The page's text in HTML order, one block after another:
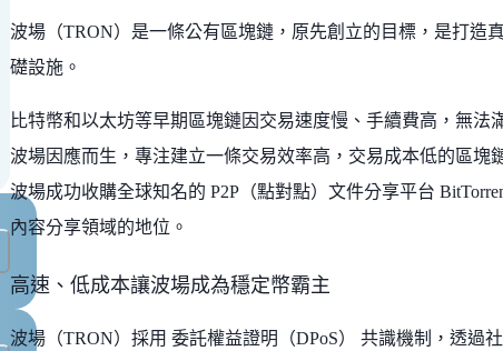
波場（TRON）是一條公有區塊鏈，原先創立的目標，是打造
礎設施。
比特幣和以太坊等早期區塊鏈因交易速度慢、手續費高，無法
波場因應而生，專注建立一條交易效率高，交易成本低的區塊
波場成功收購全球知名的 P2P（點對點）文件分享平台
內容分享領域的地位。
高速、低成本讓波場成為穩定幣霸主
波場（TRON）採用 委託權益證明（DPoS） 共識機制，透過